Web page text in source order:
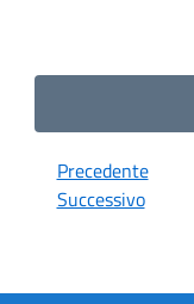
Precedente
Successivo